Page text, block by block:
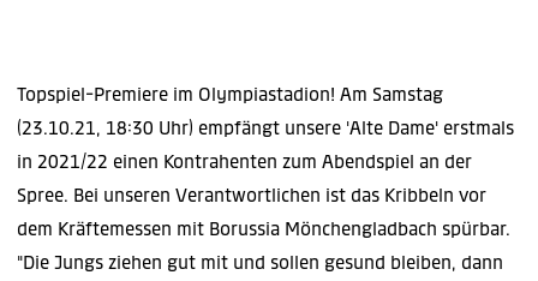
Topspiel-Premiere im Olympiastadion! Am Samstag
(23.10.21, 18:30 Uhr) empfängt unsere 'Alte Dame' erstmals
in 2021/22 einen Kontrahenten zum Abendspiel an der
Spree. Bei unseren Verantwortlichen ist das Kribbeln vor
dem Kräftemessen mit Borussia Mönchengladbach spürbar.
"Die Jungs ziehen gut mit und sollen gesund bleiben, dann